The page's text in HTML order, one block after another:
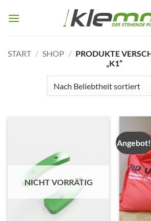
Inhalt
START / SHOP / PRODUKTE
„K1“
NICHT VORRÄTIG
Angebot!